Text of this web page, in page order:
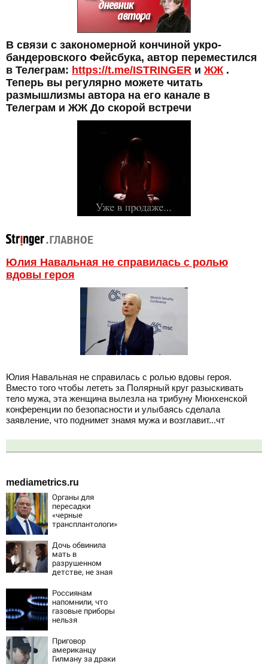
В связи с закономерной кончиной укро-
бандеровского Фейсбука, автор переместился
в Телеграм: https://t.me/ISTRINGER и ЖЖ.
Теперь вы регулярно можете читать
размышлизмы автора на его канале в
Телеграм и ЖЖ До скорой встречи
Юлия Навальная не справилась с ролью
вдовы героя
Юлия Навальная не справилась с ролью вдовы героя.
Вместо того чтобы лететь за Полярный круг разыскивать
тело мужа, эта женщина вылезла на трибуну Мюнхенской
конференции по безопасности и улыбаясь сделала
заявление, что поднимет знамя мужа и возглавит...чт
mediametrics.ru
Органы для
пересадки
«черные
трансплантологи»
живых пациентов
Дочь обвинила
мать в
разрушенном
детстве, не зная
своём отце -
история одной
семьи
Россиянам
напомнили, что
газовые приборы
нельзя
самостоятельно
Приговор
американцу
Гилману за драки